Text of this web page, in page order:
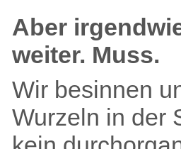
Aber
weiter. Muss.
Wir besinnen
Wurzeln in der